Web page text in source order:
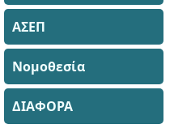
ΑΣΕΠ
Νομοθεσία
ΔΙΑΦΟΡΑ